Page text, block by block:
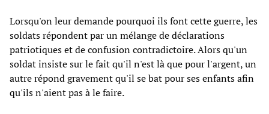
Lorsqu'on leur demande pourquoi ils font cette guerre, les
soldats répondent par un mélange de déclarations
patriotiques et de confusion contradictoire. Alors qu'un
soldat insiste sur le fait qu'il n'est là que pour l'argent, un
autre répond gravement qu'il se bat pour ses enfants afin
qu'ils n'aient pas à le faire.